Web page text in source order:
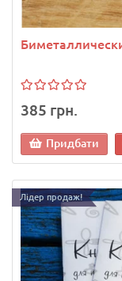
385 грн.
Придбати
Лідер продаж!